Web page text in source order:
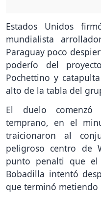
Estados Unidos
mundialista
Paraguay poco
poderío del
Pochettino y
alto de la tabla del
El duelo
temprano, en el
traicionaron al
peligroso centro de
punto penalti que el
Bobadilla intentó
que terminó